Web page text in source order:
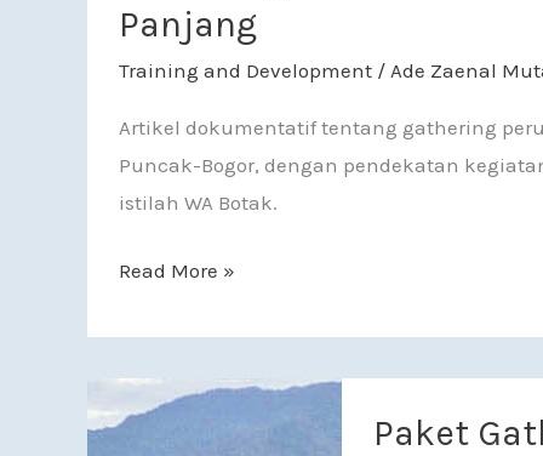
Panjang
Training and Development/ Ade Zaenal
Artikel dokumentatif tentang gathering
Puncak-Bogor, dengan pendekatan
istilah WA Botak.
Read More »
Paket